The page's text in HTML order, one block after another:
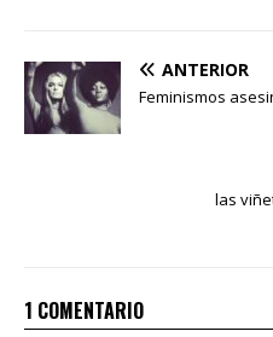
ANTERIOR
Feminismos
las
1 COMENTARIO